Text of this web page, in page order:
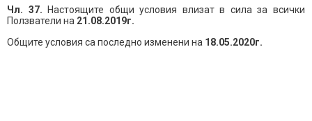
Чл. 37. Настоящите общи условия влизат в сила за всички
Ползватели на 21.08.2019г.
Общите условия са последно изменени на 18.05.2020г.